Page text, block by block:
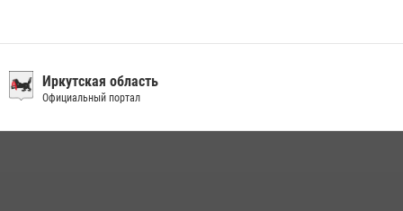
Иркутская область
Официальный портал